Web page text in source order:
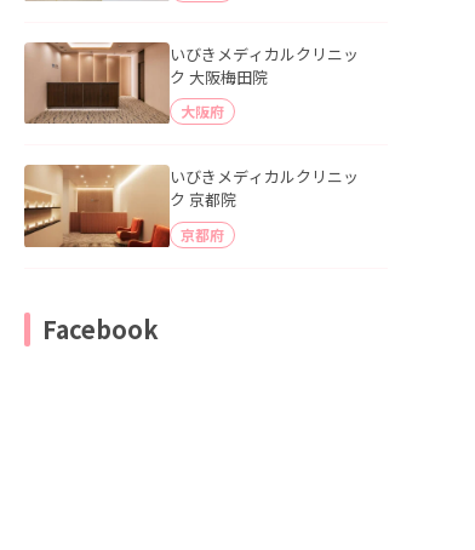
いびきメディカルクリニッ
ク 大阪梅田院
大阪府
いびきメディカルクリニッ
ク 京都院
京都府
Facebook